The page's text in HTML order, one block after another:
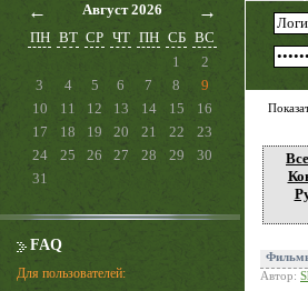
← Август 2026 →
ПН ВТ СР ЧТ ПН СБ ВС
1
2
3
4 5 6 7 8
9
10
11 12 13 14 15
16
17
18 19 20 21 22
23
24
25 26 27 28 29
30
31
FAQ
Для пользователей:
Все
Автор: